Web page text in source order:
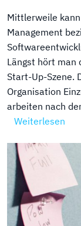
Mittlerweile
Management
Längst hört man
Start-Up-Szene.
Organisation
arbeiten nach
Weiterlesen